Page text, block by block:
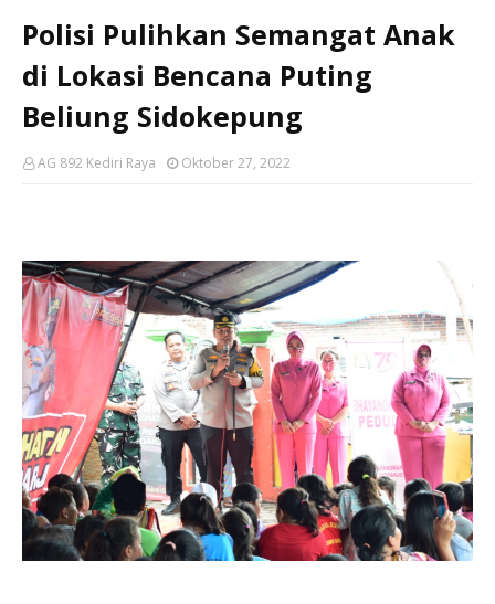
Polisi Pulihkan Semangat Anak
di Lokasi Bencana Puting
Beliung Sidokepung
AG 892 Kediri Raya Oktober 27, 2022